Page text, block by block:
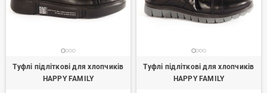
Туфлі підліткові для хлопчиків
HAPPY FAMILY
Туфлі підліткові для хлопчиків
HAPPY FAMILY